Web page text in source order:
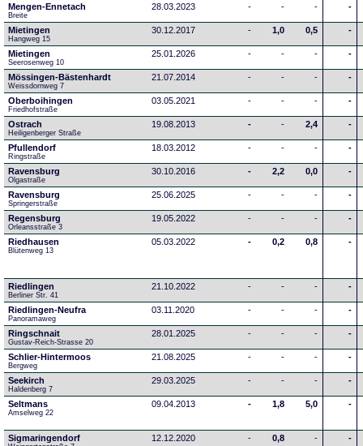
Mengen-Ennetach
Breite
28.03.2023 - - - -
Mietingen
Hangweg 15
30.12.2017 - 1,0 0,5 -
Mietingen
Seerosenweg 10
25.01.2026 - - - -
Mössingen-Bästenhardt
Weissdornweg 7
21.07.2014 - - - -
Oberboihingen
Friedhofstraße
03.05.2021 - - - -
Ostrach
Heiligenberger Straße
19.08.2013 - - 2,4 -
Pfullendorf
Ringstraße
18.03.2012 - - - -
Ravensburg
Olgastraße
30.10.2016 - 2,2 0,0 -
Ravensburg
Springerstraße
25.06.2025 - - - -
Regensburg
Orleansstraße 3
19.05.2022 - - - -
Riedhausen
Blütenweg 13
05.03.2022 - 0,2 0,8 -
Riedlingen
Berliner Str. 41
21.10.2022 - - - -
Riedlingen-Neufra
Panoramaweg
03.11.2020 - - - -
Ringschnait
Gustav-Reich-Strasse 20
28.01.2025 - - - -
Schlier-Hintermoos
Bergweg
21.08.2025 - - - -
Seekirch
Haldenberg 7
29.03.2025 - - - -
Seltmans
Amselweg 22
09.04.2013 - 1,8 5,0 -
Sigmaringendorf 12.12.2020 - 0,8 - -